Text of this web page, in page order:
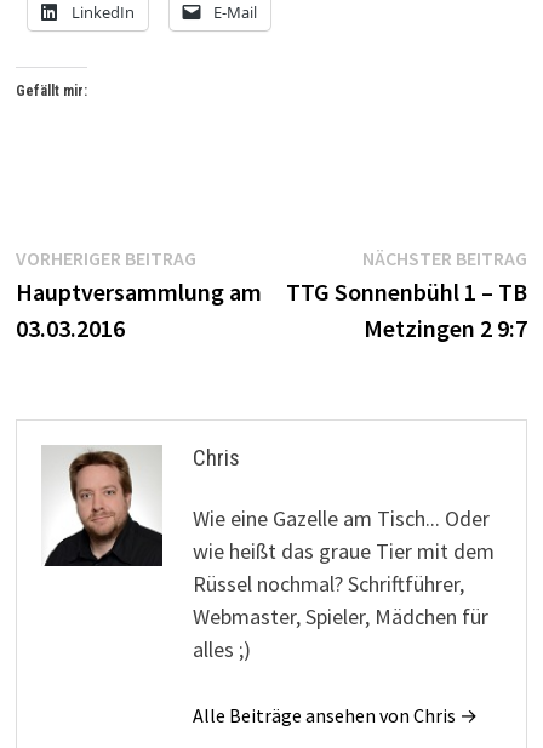
LinkedIn E-Mail
Gefällt mir:
Beitrags-
Navigation
VORHERIGER BEITRAGVorheriger
Beitrag:
Hauptversammlung am
03.03.2016
NÄCHSTER BEITRAG
TTG Sonnenbühl 1 – TB
Metzingen 2 9:7
Chris
Wie eine Gazelle am Tisch... Oder
wie heißt das graue Tier mit dem
Rüssel nochmal? Schriftführer,
Webmaster, Spieler, Mädchen für
alles ;)
Alle Beiträge ansehen von Chris →